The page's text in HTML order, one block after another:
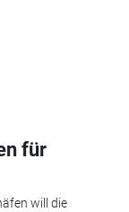
für
will die